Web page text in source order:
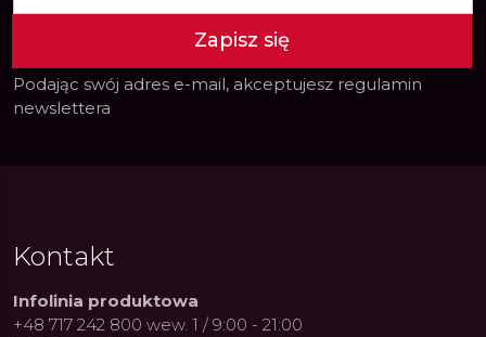
Zapisz się
Podając swój adres e-mail, akceptujesz regulamin
newslettera
Kontakt
Infolinia produktowa
+48 717 242 800 wew. 1 / 9:00 - 21:00